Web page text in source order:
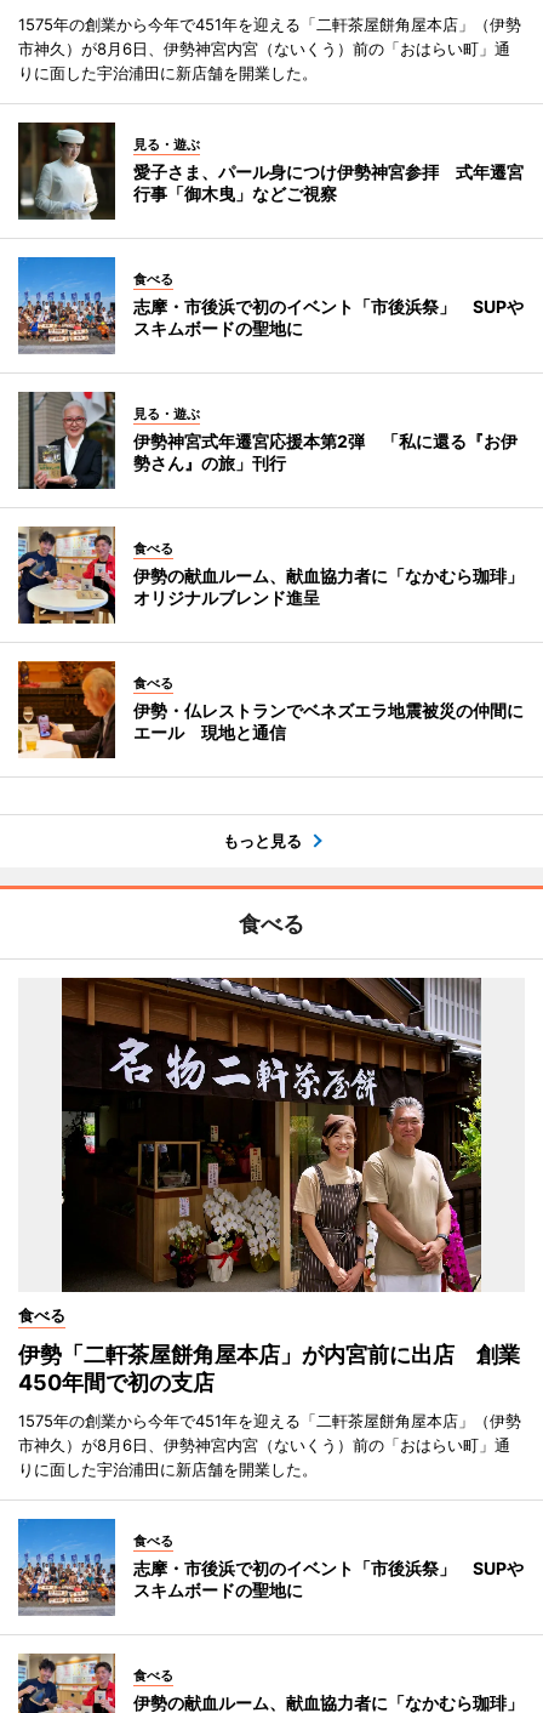
1575年の創業から今年で451年を迎える「二軒茶屋餅角屋本店」（伊勢
市神久）が8月6日、伊勢神宮内宮（ないくう）前の「おはらい町」通
りに面した宇治浦田に新店舗を開業した。
見る・遊ぶ
愛子さま、パール身につけ伊勢神宮参拝 式年遷宮
行事「御木曳」などご視察
食べる
志摩・市後浜で初のイベント「市後浜祭」 SUPや
スキムボードの聖地に
見る・遊ぶ
伊勢神宮式年遷宮応援本第2弾 「私に還る『お伊
勢さん』の旅」刊行
食べる
伊勢の献血ルーム、献血協力者に「なかむら珈琲」
オリジナルブレンド進呈
食べる
伊勢・仏レストランでベネズエラ地震被災の仲間に
エール 現地と通信
もっと見る
食べる
食べる
伊勢「二軒茶屋餅角屋本店」が内宮前に出店 創業
450年間で初の支店
1575年の創業から今年で451年を迎える「二軒茶屋餅角屋本店」（伊勢
市神久）が8月6日、伊勢神宮内宮（ないくう）前の「おはらい町」通
りに面した宇治浦田に新店舗を開業した。
食べる
志摩・市後浜で初のイベント「市後浜祭」 SUPや
スキムボードの聖地に
食べる
伊勢の献血ルーム、献血協力者に「なかむら珈琲」